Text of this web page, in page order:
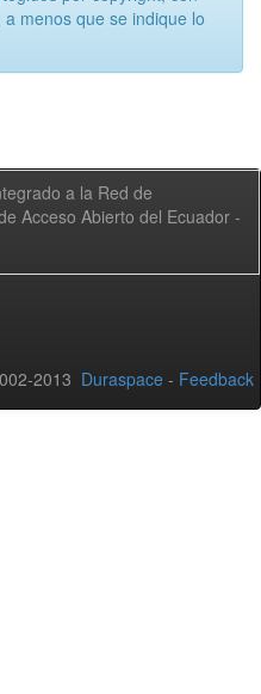
menos que se indique lo
a la Red de
Acceso Abierto del Ecuador -
2013 Duraspace - Feedback